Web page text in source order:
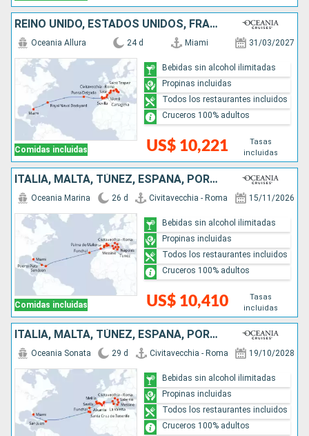
REINO UNIDO, ESTADOS UNIDOS, FRANCIA, ITALIA, ESPAÑA, PORTUGAL
Comidas incluidas
Oceania Allura 24 d Miami 31/03/2027
US$ 10,221
Tasas
incluidas
Bebidas sin alcohol ilimitadas
Propinas incluidas
Todos los restaurantes incluidos
Cruceros 100% adultos
ITALIA, MALTA, TÚNEZ, ESPAÑA, PORTUGAL, PUERTO RICO, REPÚBLICA DOMINICANA, ESTADOS UNIDOS
Comidas incluidas
Oceania Marina 26 d Civitavecchia - Roma 15/11/2026
US$ 10,410
Tasas
incluidas
Bebidas sin alcohol ilimitadas
Propinas incluidas
Todos los restaurantes incluidos
Cruceros 100% adultos
ITALIA, MALTA, TÚNEZ, ESPAÑA, PORTUGAL, PUERTO RICO, ESTADOS UNIDOS
Oceania Sonata 29 d Civitavecchia - Roma 19/10/2028
Bebidas sin alcohol ilimitadas
Propinas incluidas
Todos los restaurantes incluidos
Cruceros 100% adultos